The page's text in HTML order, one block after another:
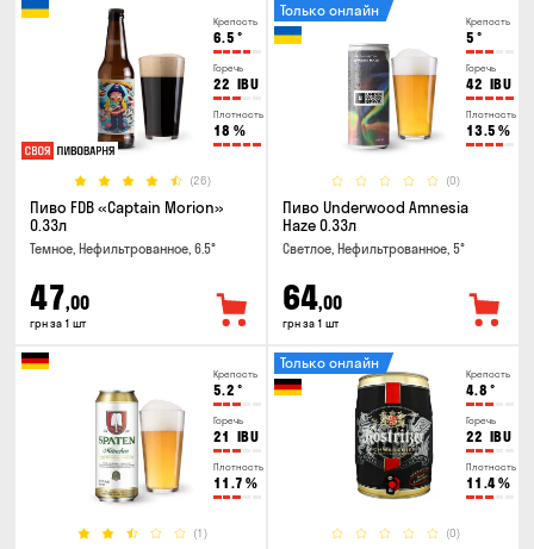
Крепость
6.5 °
Горечь
22 IBU
Плотность
18 %
(26)
Пиво FDB «Captain Morion»
0.33л
Темное, Нефильтрованное, 6.5°
47,00
грн за 1 шт
Крепость
5 °
Горечь
42 IBU
Плотность
13.5 %
(0)
Только онлайн
Пиво Underwood Amnesia
Haze 0.33л
Светлое, Нефильтрованное, 5°
64,00
грн за 1 шт
Крепость
5.2 °
Горечь
21 IBU
Плотность
11.7 %
(1)
Крепость
4.8 °
Горечь
22 IBU
Плотность
11.4%
(0)
Только онлайн